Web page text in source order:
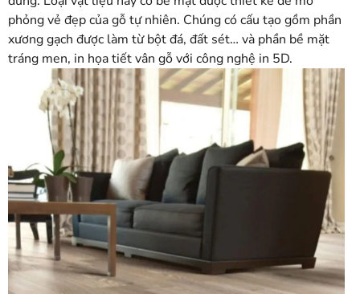
phỏng vẻ đẹp của gỗ tự nhiên. Chúng có cấu tạo gồm phần
xương gạch được làm từ bột đá, đất sét… và phần bề mặt
tráng men, in họa tiết vân gỗ với công nghệ in 5D.